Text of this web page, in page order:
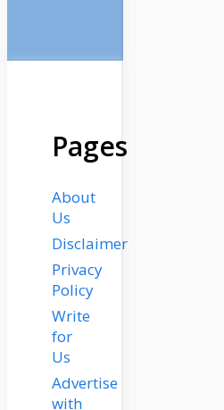
Pages
About
Us
Disclaimer
Privacy
Policy
Write
for
Us
Advertise
with